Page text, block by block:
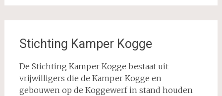
Stichting Kamper Kogge
De Stichting Kamper Kogge bestaat uit
vrijwilligers die de Kamper Kogge en
gebouwen op de Koggewerf in stand houden